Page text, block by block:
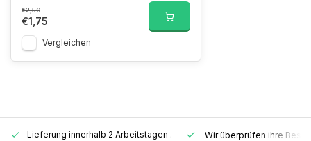
€2,50
€1,75
Vergleichen
Lieferung innerhalb 2 Arbeitstagen . Wir überprüfen ihre